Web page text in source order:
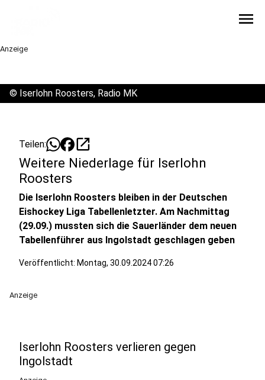
menu
Anzeige
© Iserlohn Roosters, Radio MK
Teilen: open_in_new
Weitere Niederlage für Iserlohn
Roosters
Die Iserlohn Roosters bleiben in der Deutschen
Eishockey Liga Tabellenletzter. Am Nachmittag
(29.09.) mussten sich die Sauerländer dem neuen
Tabellenführer aus Ingolstadt geschlagen geben
Veröffentlicht: Montag, 30.09.2024 07:26
Anzeige
Iserlohn Roosters verlieren gegen
Ingolstadt